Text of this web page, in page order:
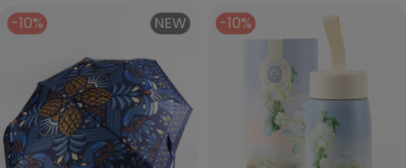
-10% NEW -10%